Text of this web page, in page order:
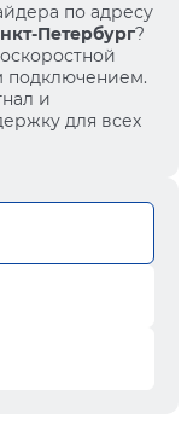
по адресу
Петербург?
подключением.
и
для всех